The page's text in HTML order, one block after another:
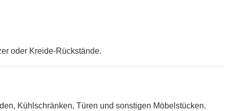
oder Kreide-Rückstände.
Kühlschränken, Türen und sonstigen Möbelstücken.